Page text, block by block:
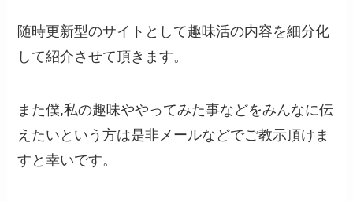
随時更新型のサイトとして趣味活の内容を細分化
して紹介させて頂きます。
また僕,私の趣味ややってみた事などをみんなに伝
えたいという方は是非メールなどでご教示頂けま
すと幸いです。